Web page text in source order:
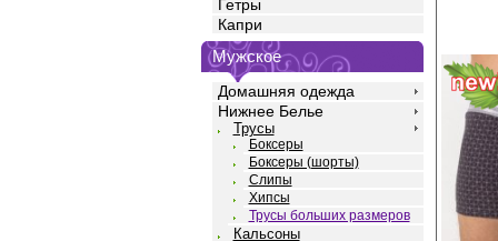
Гетры
Капри
Мужское
Домашняя одежда
Нижнее Белье
Трусы
Боксеры
Боксеры (шорты)
Слипы
Хипсы
Трусы больших размеров
Кальсоны